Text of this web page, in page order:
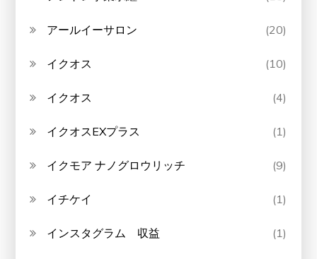
アールイーサロン (20)
イクオス (10)
イクオス (4)
イクオスEXプラス (1)
イクモア ナノグロウリッチ (9)
イチケイ (1)
インスタグラム 収益 (1)